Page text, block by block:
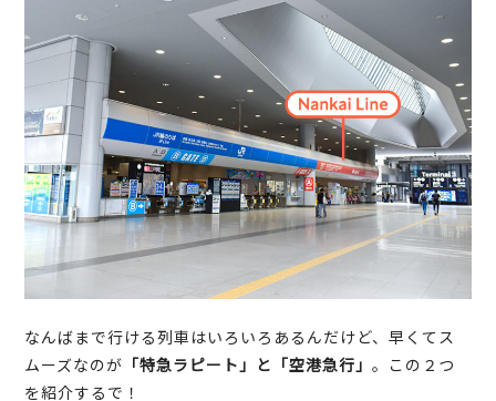
なんばまで行ける列車はいろいろあるんだけど、早くてス
ムーズなのが 「特急ラピート」と「空港急行」。この２つ
を紹介するで！